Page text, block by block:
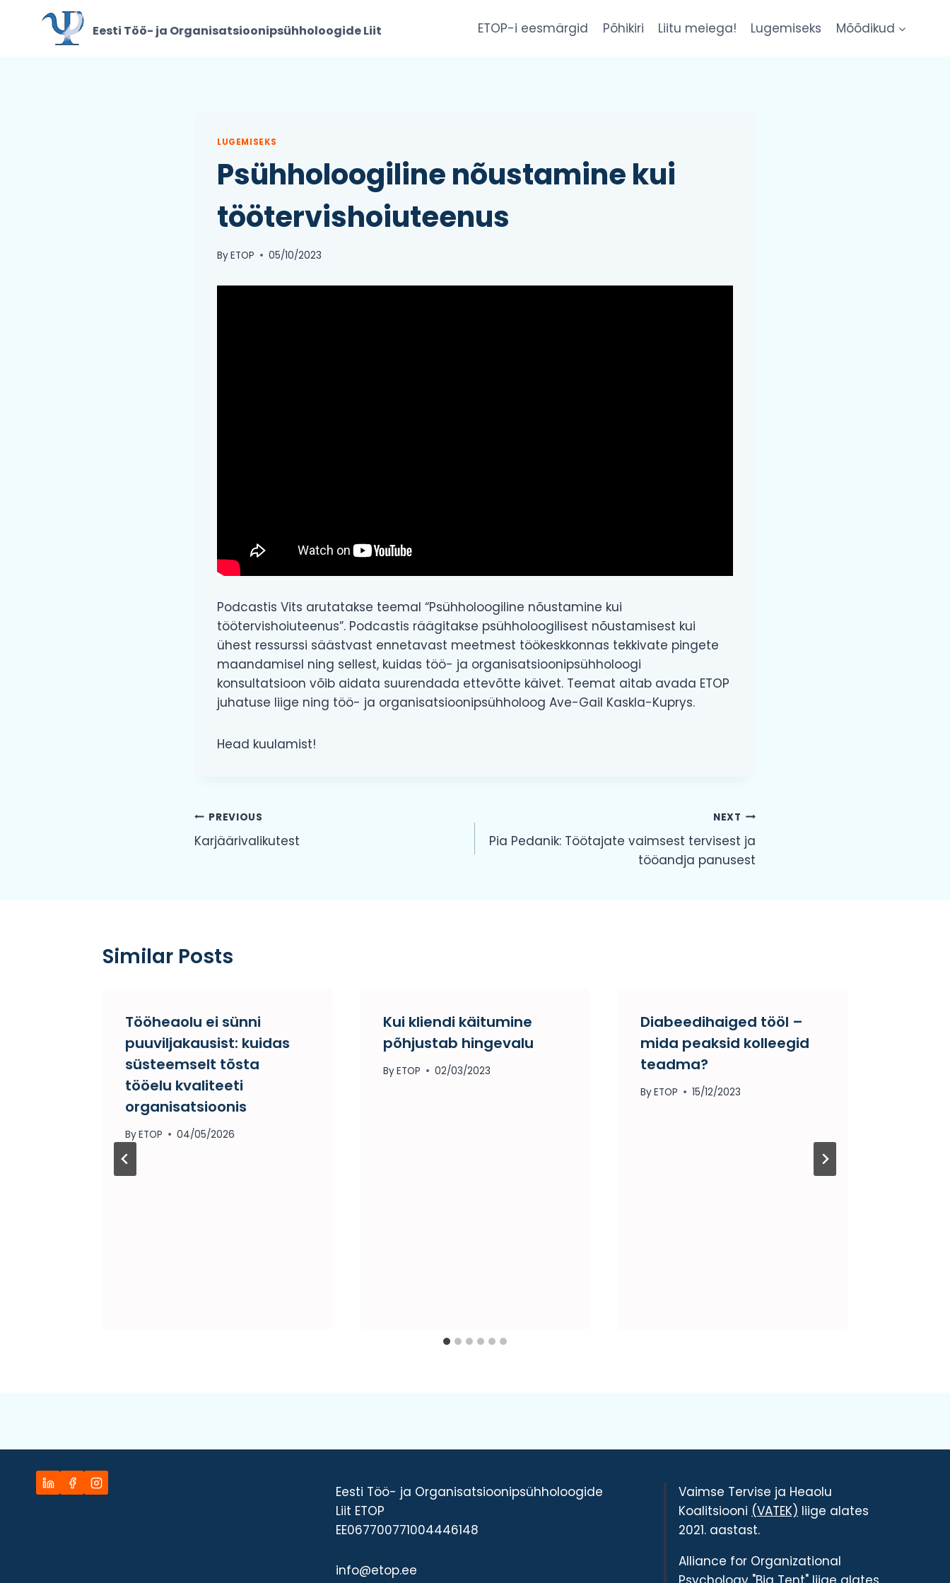
Eesti Töö- ja Organisatsioonipsühholoogide Liit ETOP-i eesmärgid Põhikiri Liitu meiega! Lugemiseks Mõõdikud
LUGEMISEKS
Psühholoogiline nõustamine kui
töötervishoiuteenus
ByETOP 05/10/2023
Podcastis Vits arutatakse teemal “Psühholoogiline nõustamine kui
töötervishoiuteenus”. Podcastis räägitakse psühholoogilisest nõustamisest kui
ühest ressurssi säästvast ennetavast meetmest töökeskkonnas tekkivate pingete
maandamisel ning sellest, kuidas töö- ja organisatsioonipsühholoogi
konsultatsioon võib aidata suurendada ettevõtte käivet. Teemat aitab avada ETOP
juhatuse liige ning töö- ja organisatsioonipsühholoog Ave-Gail Kaskla-Kuprys.
Head kuulamist!
Navigeerimine
PREVIOUS
Karjäärivalikutest
NEXT
Pia Pedanik: Töötajate vaimsest tervisest ja
tööandja panusest
Similar Posts
Tööheaolu ei sünni
puuviljakausist: kuidas
süsteemselt tõsta
tööelu kvaliteeti
organisatsioonis
ByETOP 04/05/2026
Kui kliendi käitumine
põhjustab hingevalu
ByETOP 02/03/2023
Diabeedihaiged tööl –
mida peaksid kolleegid
teadma?
ByETOP 15/12/2023
Eesti Töö- ja Organisatsioonipsühholoogide
Liit ETOP
EE067700771004446148
info@etop.ee
Vaimse Tervise ja Heaolu
Koalitsiooni (VATEK) liige alates
2021. aastast.
Alliance for Organizational